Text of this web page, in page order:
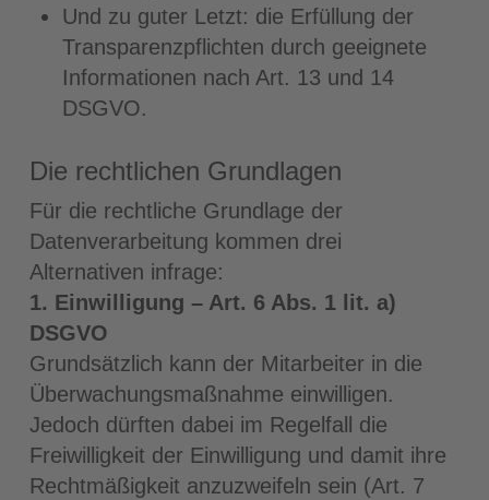
Und zu guter Letzt: die Erfüllung der
Transparenzpflichten durch geeignete
Informationen nach Art. 13 und 14
DSGVO.
Die rechtlichen Grundlagen
Für die rechtliche Grundlage der
Datenverarbeitung kommen drei
Alternativen infrage:
1. Einwilligung – Art. 6 Abs. 1 lit. a)
DSGVO
Grundsätzlich kann der Mitarbeiter in die
Überwachungsmaßnahme einwilligen.
Jedoch dürften dabei im Regelfall die
Freiwilligkeit der Einwilligung und damit ihre
Rechtmäßigkeit anzuzweifeln sein (Art. 7